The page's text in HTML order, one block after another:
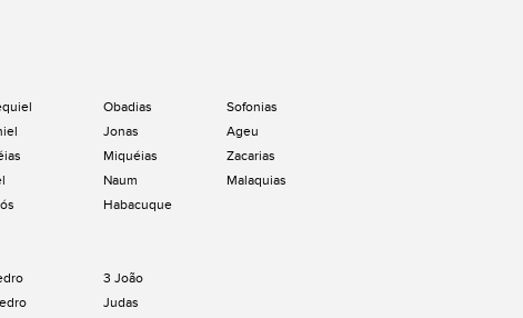
Obadias
Jonas
Miquéias
Naum
Habacuque
Sofonias
Ageu
Zacarias
Malaquias
3 João
Judas